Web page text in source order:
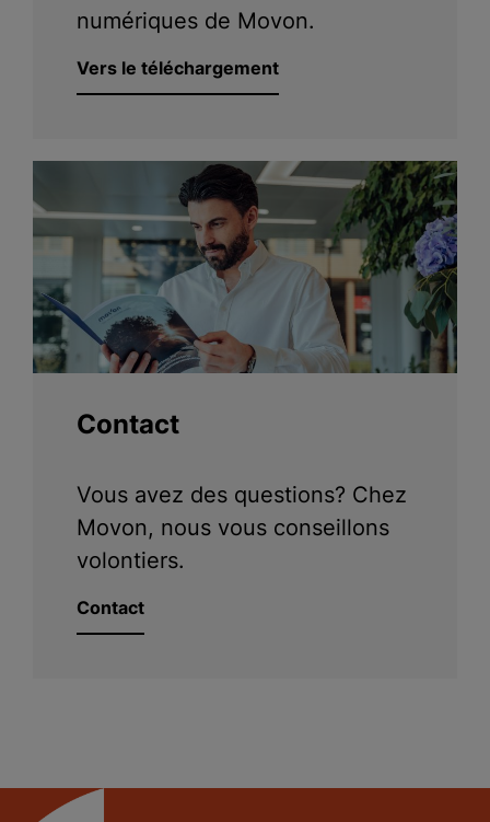
numériques de Movon.
Vers le téléchargement
Contact
Vous avez des questions? Chez
Movon, nous vous conseillons
volontiers.
Contact